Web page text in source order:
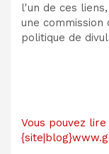
l'un de ces
une
politique de
Vous pouvez